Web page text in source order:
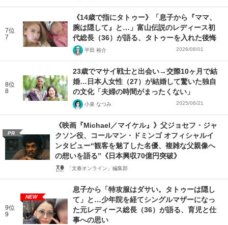
7位
7
《14歳で指にタトゥー》「息子から『ママ、
腕は隠して』と…」富山伝説のレディース初
代総長（36）が語る、タトゥーを入れた後悔
平田 裕介 2026/08/01
8位
8
23歳でマサイ戦士と出会い→交際10ヶ月で結
婚…日本人女性（27）が結婚して驚いた独自
の文化「夫婦の時間がまったくない」
小泉 なつみ 2025/06/21
PR
《映画『Michael／マイケル』》父ジョセフ・ジャ
クソン役、コールマン・ドミンゴ オフィシャルイ
ンタビュー“観客を魅了した名優、複雑な父親像へ
の想いを語る”《日本興収70億円突破》
「文春オンライン」編集部
9位
9
NEW
息子から「特攻服はダサい。タトゥーは隠し
て」と…少年院を経てシングルマザーになっ
た元レディース総長（36）が語る、育児と仕
事への思い